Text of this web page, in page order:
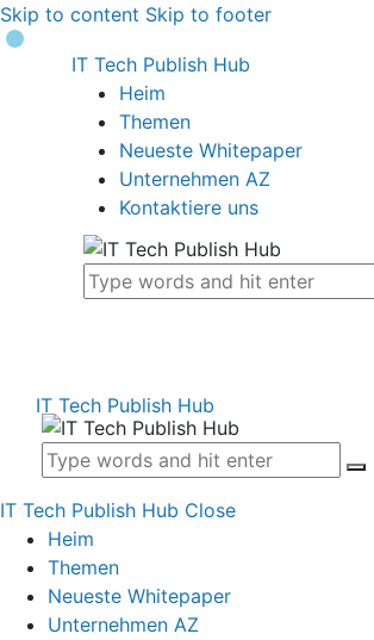
Skip to content Skip to footer
IT Tech Publish Hub
Heim
Themen
Neueste Whitepaper
Unternehmen AZ
Kontaktiere uns
IT Tech Publish Hub
IT Tech Publish Hub Close
Heim
Themen
Neueste Whitepaper
Unternehmen AZ